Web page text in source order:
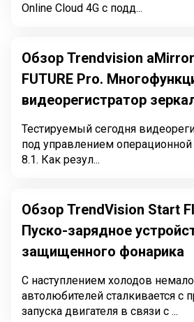
Online Cloud 4G с подд...
Обзор Trendvision
FUTURE Pro.
видеорегистратор
Тестируемый сегодня
под управлением
8.1. Как резул...
Обзор TrendVision Start
Пуско-зарядное
защищенного фонарика
С наступлением холодов
автолюбителей сталкивается с
запуска двигателя в связи с ...